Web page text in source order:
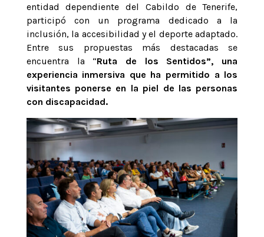
entidad dependiente del Cabildo de Tenerife,
participó con un programa dedicado a la
inclusión, la accesibilidad y el deporte adaptado.
Entre sus propuestas más destacadas se
encuentra la “Ruta de los Sentidos”, una
experiencia inmersiva que ha permitido a los
visitantes ponerse en la piel de las personas
con discapacidad.